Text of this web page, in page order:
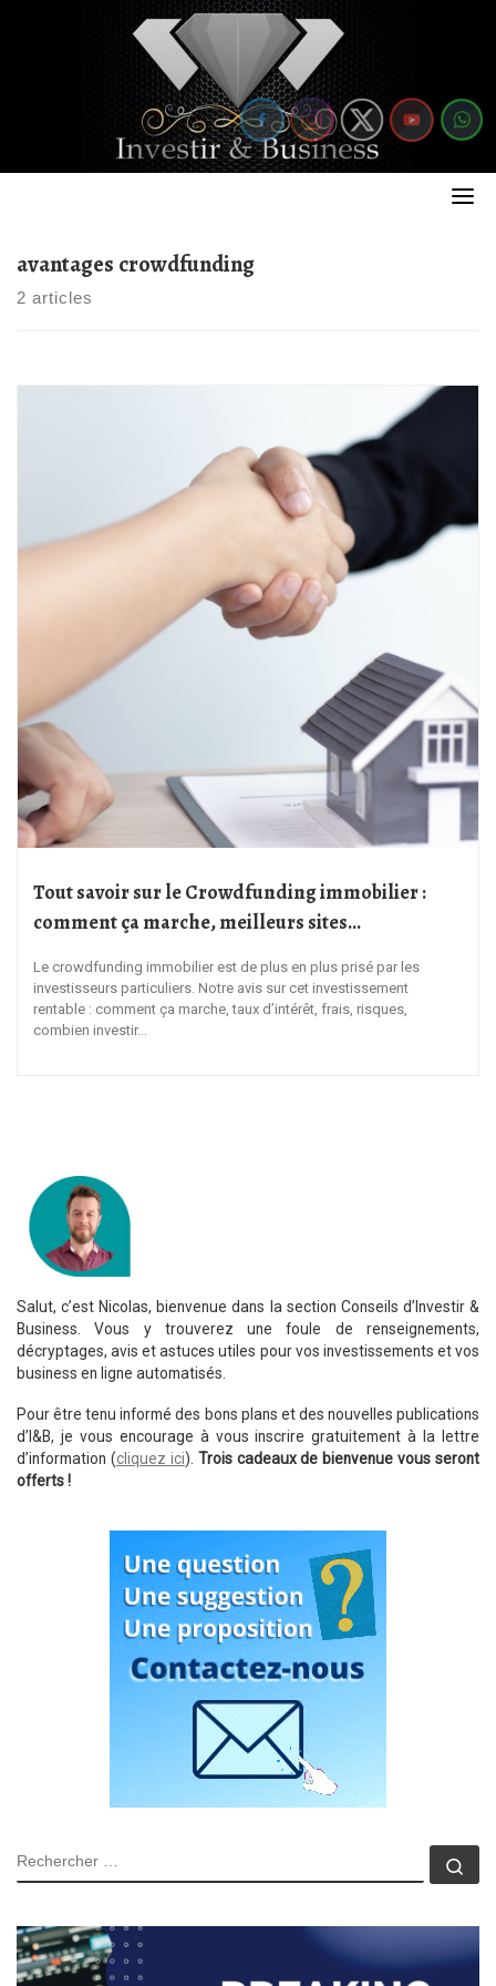
avantages crowdfunding
2 articles
Tout savoir sur le Crowdfunding immobilier :
comment ça marche, meilleurs sites…
Le crowdfunding immobilier est de plus en plus prisé par les
investisseurs particuliers. Notre avis sur cet investissement
rentable : comment ça marche, taux d’intérêt, frais, risques,
combien investir…
Salut, c’est Nicolas, bienvenue dans la section Conseils d’Investir &
Business. Vous y trouverez une foule de renseignements,
décryptages, avis et astuces utiles pour vos investissements et vos
business en ligne automatisés.
Pour être tenu informé des bons plans et des nouvelles publications
d’I&B, je vous encourage à vous inscrire gratuitement à la lettre
d’information (cliquez ici). Trois cadeaux de bienvenue vous seront
offerts !
RECHERCHER